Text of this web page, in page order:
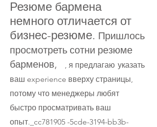
Резюме бармена
немного отличается от
бизнес-резюме. Пришлось
просмотреть сотни резюме
барменов,
, я предлагаю указать
ваш experience вверху страницы,
потому что менеджеры любят
быстро просматривать ваш
опыт._cc781905 -5cde-3194-bb3b-